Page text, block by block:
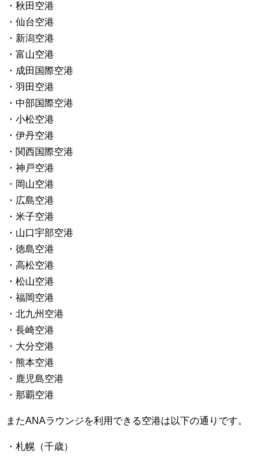
・秋田空港
・仙台空港
・新潟空港
・富山空港
・成田国際空港
・羽田空港
・中部国際空港
・小松空港
・伊丹空港
・関西国際空港
・神戸空港
・岡山空港
・広島空港
・米子空港
・山口宇部空港
・徳島空港
・高松空港
・松山空港
・福岡空港
・北九州空港
・長崎空港
・大分空港
・熊本空港
・鹿児島空港
・那覇空港
またANAラウンジを利用できる空港は以下の通りです。
・札幌（千歳）